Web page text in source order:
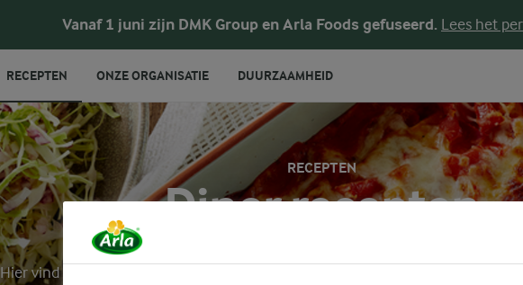
Vanaf 1 juni zijn DMK Group en Arla Foods gefuseerd. Lees het
RECEPTEN ONZE ORGANISATIE DUURZAAMHEID
RECEPTEN
Diner recepten
Hier vind je een reeks aan heerlijke diner recepten. Ontdek geweldige nieuwe